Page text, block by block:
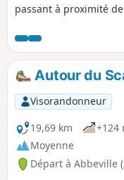
passant à proximité
Autour du
Visorandonneur
19,69 km
+124
Moyenne
Départ à Abbeville